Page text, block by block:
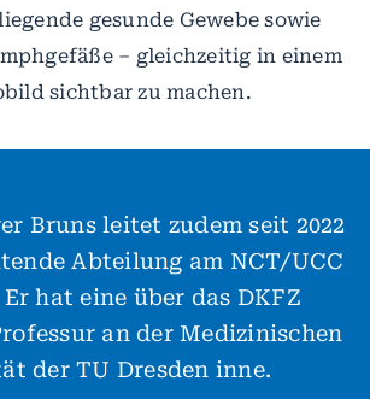
gesunde Gewebe sowie
– gleichzeitig in einem
sichtbar zu machen.
Bruns leitet zudem seit 2022
Abteilung am NCT/UCC
Er hat eine über das DKFZ
an der Medizinischen
der TU Dresden inne.